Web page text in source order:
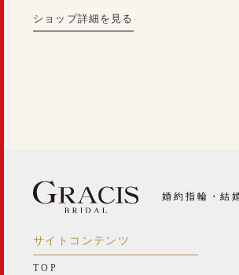
ショップ詳細を見る
婚約指輪・結
サイトコンテンツ
TOP